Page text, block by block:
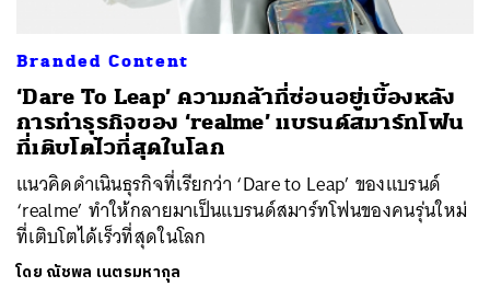
Branded Content
‘Dare To Leap’ ความกล้าที่ซ่อนอยู่เบื้องหลัง
การทำธุรกิจของ ‘realme’ แบรนด์สมาร์ทโฟน
ที่เติบโตไวที่สุดในโลก
แนวคิดดำเนินธุรกิจที่เรียกว่า ‘Dare to Leap’ ของแบรนด์
‘realme’ ทำให้กลายมาเป็นแบรนด์สมาร์ทโฟนของคนรุ่นใหม่
ที่เติบโตได้เร็วที่สุดในโลก
โดย ณัชพล เนตรมหากุล
TWEET LINE EMAIL